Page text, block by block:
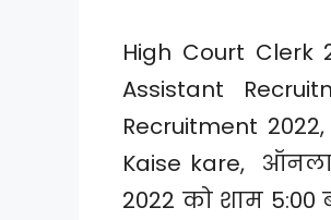
High Court Clerk
Assistant
Recruitment
Kaise kare,
2022 को शाम 5:00